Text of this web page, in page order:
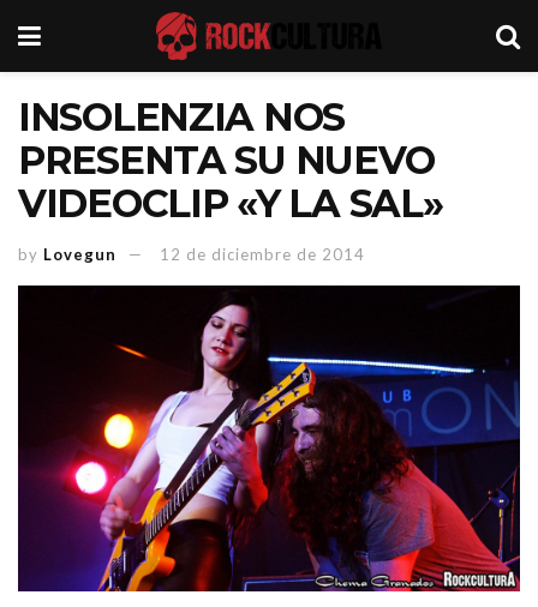
INSOLENZIA NOS
PRESENTA SU NUEVO
VIDEOCLIP «Y LA SAL»
by Lovegun 12 de diciembre de 2014